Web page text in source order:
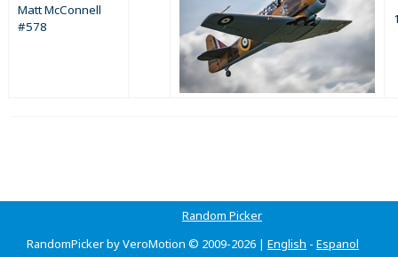
Matt McConnell
#578
Random Picker
RandomPicker by VeroMotion © 2009-2026 | English - Espanol